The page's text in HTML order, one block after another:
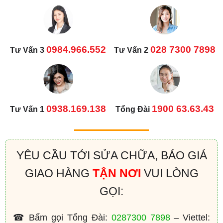
Tư Vấn 3 0984.966.552 Tư Vấn 2 028 7300 7898
Tư Vấn 1 0938.169.138 Tổng Đài 1900 63.63.43
YÊU CẦU TỚI SỬA CHỮA, BÁO GIÁ
GIAO HÀNG TẬN NƠI VUI LÒNG
GỌI:
☎ Bấm gọi Tổng Đài: 0287300 7898– Viettel: